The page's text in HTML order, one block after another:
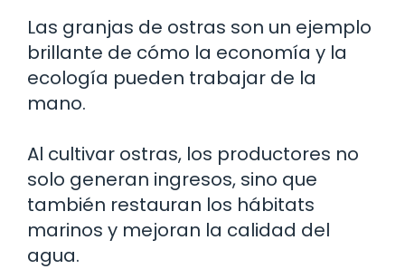
Las granjas de ostras son un ejemplo
brillante de cómo la economía y la
ecología pueden trabajar de la
mano.
Al cultivar ostras, los productores no
solo generan ingresos, sino que
también restauran los hábitats
marinos y mejoran la calidad del
agua.